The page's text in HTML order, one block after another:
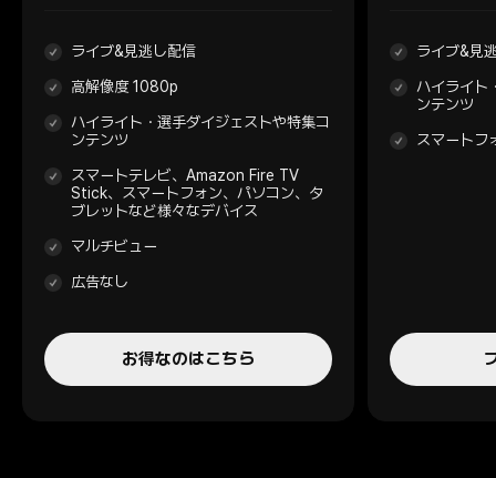
ライブ&見逃し配信
高解像度 1080p
ハイライト・選手ダイジェストや特集コ
ンテンツ
スマートテレビ、Amazon Fire TV
Stick、スマートフォン、パソコン、タ
ブレットなど様々なデバイス
マルチビュー
広告なし
お得なのはこちら
ライブ&見
ハイライト
ンテンツ
スマートフ